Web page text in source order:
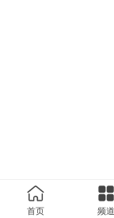
首页 频道